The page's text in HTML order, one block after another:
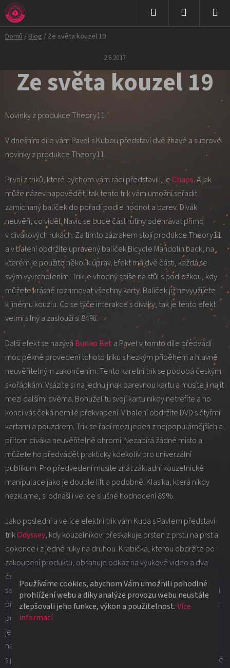
Používáme cookies, abychom Vám umožnili pohodlné
prohlížení webu a díky analýze provozu webu neustále
zlepšovali jeho funkce, výkon a použitelnost.Více
informací
Přejít
na
obsah
Domů/Blog / Ze světa kouzel 19
Ze světa kouzel 19
2.6.2017
Novinky z produkce Theory11
V dnešním díle vám Pavel s Kubou představí dvě žhavé a suprové
novinky z produkce Theory11.
První z triků, které bychom vám rádi představili, jeChaos. A jak
může název napovědět, tak tento trik vám umožní seřadit
zamíchaný balíček do pořadí podle hodnot a barev. Divák
neuvěří, co viděl. Navíc se bude část rutiny odehrávat přímo
v divákových rukách. Za tímto zázrakem stojí produkce Theory11
a v balení obdržíte upravený balíček Bicycle Mandolin back, na
kterém je použito několik úprav. Efekt má dvě části, každá se
svým vyvrcholením. Trik je vhodný spíše na stůl s podložkou, kdy
můžete krásně rozhrnovat všechny karty. Balíček již nevyužijete
k jinému kouzlu. Co se týče interakce s diváky, tak je tento efekt
velmi silný a zaslouží si 84%.
Další efekt se nazývá Bunko Bet a Pavel v tomto díle předvádí
moc pěkné provedení tohoto triku s hezkým příběhem a hlavně
neuvěřitelným zakončením. Tento karetní trik se podobá českým
skořápkám. Vsázíte si na jednu jinak barevnou kartu a musíte ji najít
mezi dalšími dvěma. Bohužel tu svojí kartu nikdy netrefíte a no
konci vás čeká nemilé překvapení. V balení obdržíte DVD s čtyřmi
kartami a pouzdrem. Trik se řadí mezi jeden z nejpopulárnějších a
přitom diváka neuvěřitelně ohromí. Nezabírá žádné místo a
můžete ho předvádět prakticky kdekoliv pro univerzální
publikum. Pro předvedení musíte znát základní kouzelnické
manipulace jako je double lift a podobně. Klasika, která nikdy
nezklame, si odnáší i velice slušné hodnocení 89%.
Jako poslední a velice efektní trik vám Kuba s Pavlem představí
trikOdyssey, kdy kouzelníkovi přeskakuje prsten z prstu na prst a
dokonce i z jedné ruky na druhou. Krabička, kterou obdržíte po
zakoupení produktu, obsahuje odkaz na výukové video a dva
černé prsteny. Jeden je upravený a jeden je zcela obyčejný. Na
samotném videu se naučíte několik rutin, které pak budete moci
předvádět, navíc můžete vymyslet další rutiny. Samotná velikost
prstenu by měla být větší, než standardně nosíte, minimálně o
jednu velikost. Náročnost není moc obtížná a trik se dokážete
naučit v relativně krátké době. Podle Kuby je to nejlepší efekt
s prstenem, který zná. Tento efekt dopadl v naší recenzi bravurně